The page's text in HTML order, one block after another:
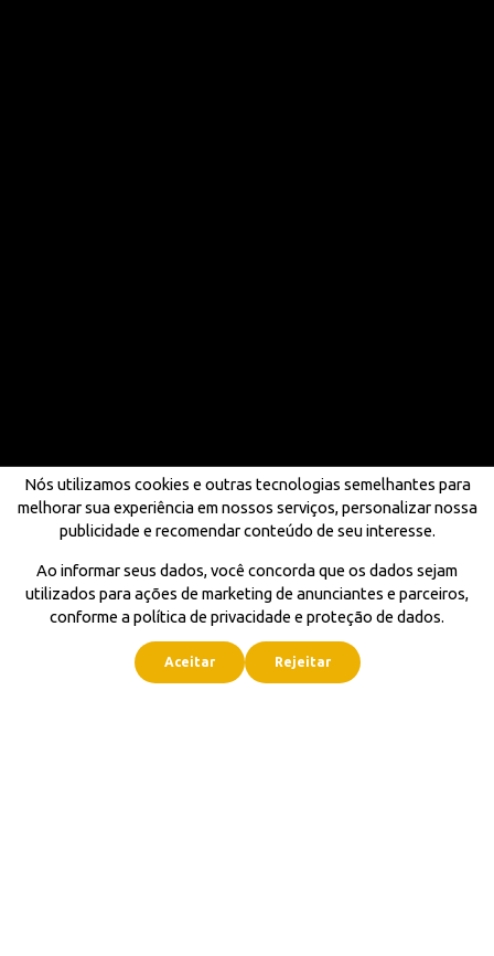
Nós utilizamos cookies e outras tecnologias semelhantes para
melhorar sua experiência em nossos serviços, personalizar nossa
publicidade e recomendar conteúdo de seu interesse.
Ao informar seus dados, você concorda que os dados sejam
utilizados para ações de marketing de anunciantes e parceiros,
conforme a política de privacidade e proteção de dados.
Aceitar Rejeitar